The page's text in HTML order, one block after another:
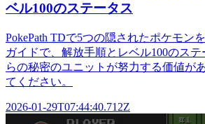
ベル100のステータス
PokePath TDで5つの隠されたポケモン
ガイドで、解放手順とレベル100のス
らの秘密のユニットが努力する価値が
てください。
2026-01-29T07:44:40.712Z